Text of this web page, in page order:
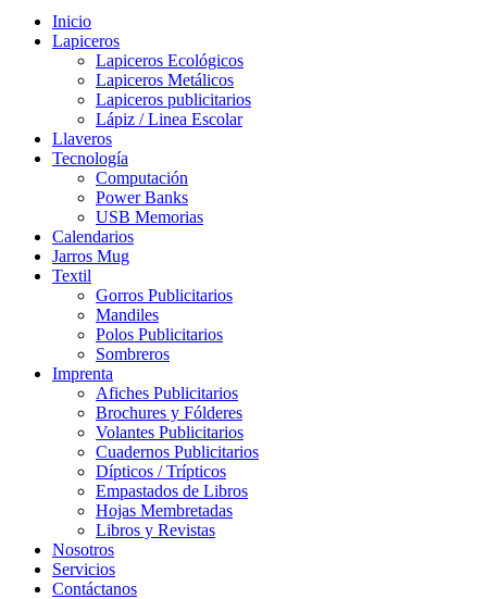
Inicio
Lapiceros
Lapiceros Ecológicos
Lapiceros Metálicos
Lapiceros publicitarios
Lápiz / Linea Escolar
Llaveros
Tecnología
Computación
Power Banks
USB Memorias
Calendarios
Jarros Mug
Textil
Gorros Publicitarios
Mandiles
Polos Publicitarios
Sombreros
Imprenta
Afiches Publicitarios
Brochures y Fólderes
Volantes Publicitarios
Cuadernos Publicitarios
Dípticos / Trípticos
Empastados de Libros
Hojas Membretadas
Libros y Revistas
Nosotros
Servicios
Contáctanos